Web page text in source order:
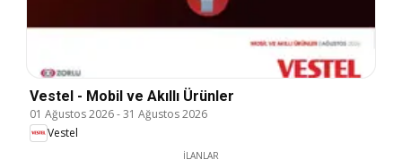
Vestel - Mobil ve Akıllı Ürünler
01 Ağustos 2026-31 Ağustos 2026
Vestel
İLANLAR